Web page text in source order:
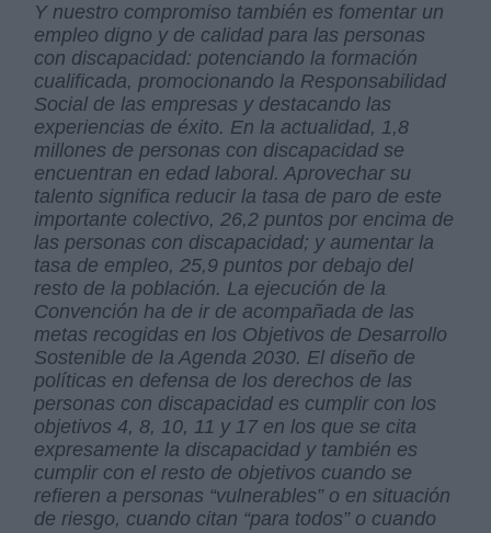
Y nuestro compromiso también es fomentar un
empleo digno y de calidad para las personas
con discapacidad: potenciando la formación
cualificada, promocionando la Responsabilidad
Social de las empresas y destacando las
experiencias de éxito. En la actualidad, 1,8
millones de personas con discapacidad se
encuentran en edad laboral. Aprovechar su
talento significa reducir la tasa de paro de este
importante colectivo, 26,2 puntos por encima de
las personas con discapacidad; y aumentar la
tasa de empleo, 25,9 puntos por debajo del
resto de la población. La ejecución de la
Convención ha de ir de acompañada de las
metas recogidas en los Objetivos de Desarrollo
Sostenible de la Agenda 2030. El diseño de
políticas en defensa de los derechos de las
personas con discapacidad es cumplir con los
objetivos 4, 8, 10, 11 y 17 en los que se cita
expresamente la discapacidad y también es
cumplir con el resto de objetivos cuando se
refieren a personas “vulnerables” o en situación
de riesgo, cuando citan “para todos” o cuando